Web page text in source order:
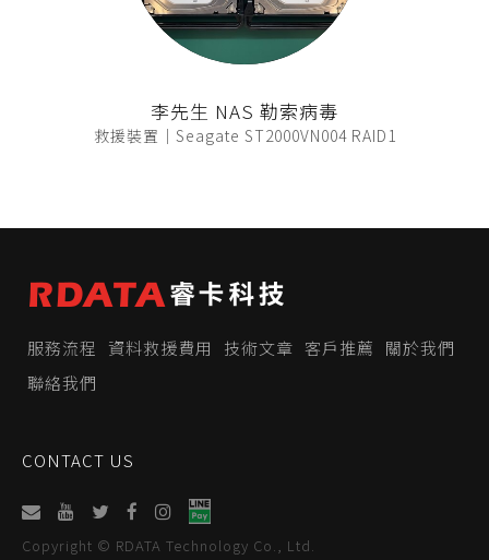
李先生 NAS 勒索病毒
救援裝置｜Seagate ST2000VN004 RAID1
服務流程 資料救援費用 技術文章 客戶推薦
關於我們
聯絡我們
CONTACT US
Copyright © RDATA Technology Co., Ltd.